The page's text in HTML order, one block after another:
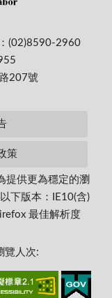
(02)8590-2960
207號
策
供更為穩定的瀏
下版本：IE10(含)
最佳解析度
覽人次: